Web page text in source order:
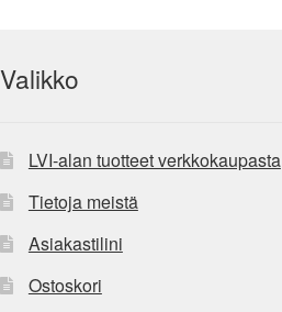
Valikko
LVI-alan tuotteet verkkokaupasta
Tietoja meistä
Asiakastilini
Ostoskori